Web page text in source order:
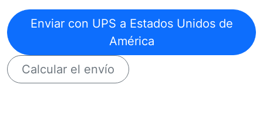
Enviar con UPS a Estados Unidos de
América
Calcular el envío